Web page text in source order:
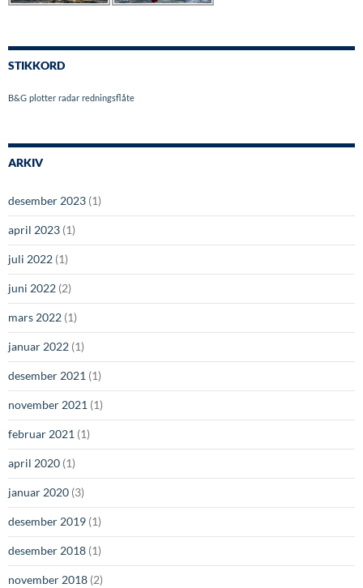
STIKKORD
B&G plotter radar redningsflåte
ARKIV
desember 2023 (1)
april 2023 (1)
juli 2022 (1)
juni 2022 (2)
mars 2022 (1)
januar 2022 (1)
desember 2021 (1)
november 2021 (1)
februar 2021 (1)
april 2020 (1)
januar 2020 (3)
desember 2019 (1)
desember 2018 (1)
november 2018 (2)